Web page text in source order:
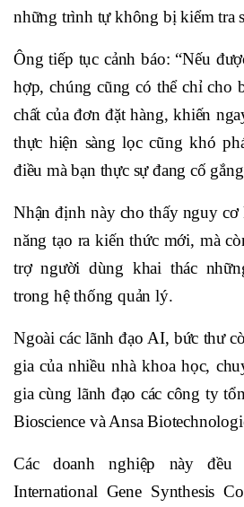
những trình tự không bị kiểm tra
Ông tiếp tục cảnh báo: “Nếu
hợp, chúng cũng có thể chỉ cho
chất của đơn đặt hàng, khiến
thực hiện sàng lọc cũng khó
điều mà bạn thực sự đang cố
Nhận định này cho thấy nguy
năng tạo ra kiến thức mới, mà
trợ người dùng khai thác
trong hệ thống quản lý.
Ngoài các lãnh đạo AI, bức thư
gia của nhiều nhà khoa học,
gia cùng lãnh đạo các công ty
Bioscience và Ansa
Các doanh nghiệp này
International Gene Synthesis